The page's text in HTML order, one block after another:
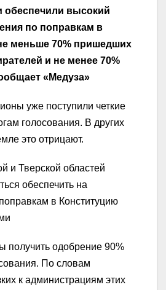
обеспечили высокий
по поправкам в
меньше 70% пришедших
и не менее 70%
«Медуза»
уже поступили четкие
голосования. В других
это отрицают.
и Тверской областей
обеспечить на
в Конституцию
получить одобрение 90%
По словам
к администрациям этих